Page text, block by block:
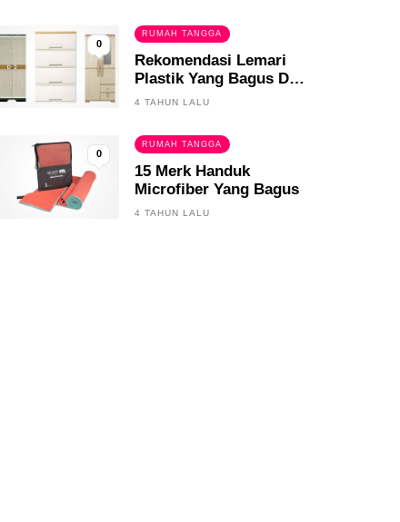
0
RUMAH TANGGA
Rekomendasi Lemari
Plastik Yang Bagus Dan
Tahan Lama
4 TAHUN LALU
0
RUMAH TANGGA
15 Merk Handuk
Microfiber Yang Bagus
4 TAHUN LALU